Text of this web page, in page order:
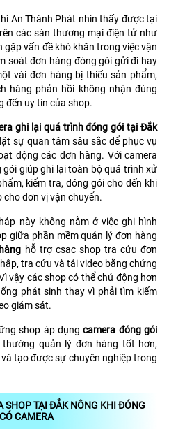
An Thành Phát nhìn thấy được tại
các sàn thương mại điện tử như
gặp vấn đề khó khăn trong việc vận
soát đơn hàng đóng gói gửi đi hay
vài đơn hàng bị thiếu sản phẩm,
hàng phản hồi không nhận đúng
đến uy tín của shop.
ghi lại quá trình đóng gói tại Đắk
sự quan tâm sâu sắc để phục vụ
động các đơn hàng. Với camera
giúp ghi lại toàn bộ quá trình xử
kiểm tra, đóng gói cho đến khi
đơn vị vận chuyển.
này không nằm ở việc ghi hình
giữa phần mềm quản lý đơn hàng
hỗ trợ csac shop tra cứu đơn
tra cứu và tải video bằng chứng
vậy các shop có thể chủ động hơn
phát sinh thay vì phải tìm kiếm
giám sát.
shop áp dụngcamera đóng gói
quản lý đơn hàng tốt hơn,
tạo được sự chuyên nghiệp trong
SHOP TẠI ĐẮK NÔNG KHI ĐÓNG
CAMERA